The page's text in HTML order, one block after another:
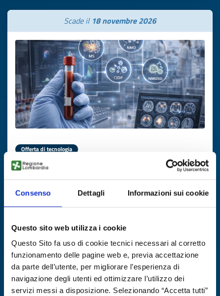
Consenso Dettagli Informazioni sui cookie
Questo sito web utilizza i cookie
Questo Sito fa uso di cookie tecnici necessari al corretto
funzionamento delle pagine web e, previa accettazione
da parte dell’utente, per migliorare l’esperienza di
navigazione degli utenti ed ottimizzare l’utilizzo dei
servizi messi a disposizione. Selezionando “Accetta tutti”
Scade il 18 novembre 2026
Offerta di tecnologia
Biomarcatori ematici per diagnosi
rapida di malattie
neuroimmunologiche
SCOPRI DI PIÙ →
Scade il 17 novembre 2026